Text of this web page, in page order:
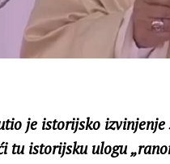
je istorijsko
tu istorijsku ulogu